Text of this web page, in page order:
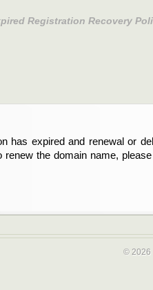
Registration Recovery
has expired and renewal or
renew the domain name,
abgelaufen und die
der Registrant sind und
Sie bitte Ihren Service-
© 2026